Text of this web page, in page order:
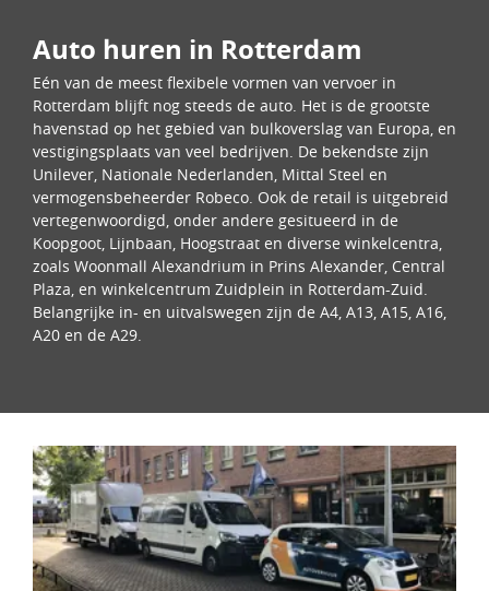
Auto huren in Rotterdam
Eén van de meest flexibele vormen van vervoer in
Rotterdam blijft nog steeds de auto. Het is de grootste
havenstad op het gebied van bulkoverslag van Europa, en
vestigingsplaats van veel bedrijven. De bekendste zijn
Unilever, Nationale Nederlanden, Mittal Steel en
vermogensbeheerder Robeco. Ook de retail is uitgebreid
vertegenwoordigd, onder andere gesitueerd in de
Koopgoot, Lijnbaan, Hoogstraat en diverse winkelcentra,
zoals Woonmall Alexandrium in Prins Alexander, Central
Plaza, en winkelcentrum Zuidplein in Rotterdam-Zuid.
Belangrijke in- en uitvalswegen zijn de A4, A13, A15, A16,
A20 en de A29.